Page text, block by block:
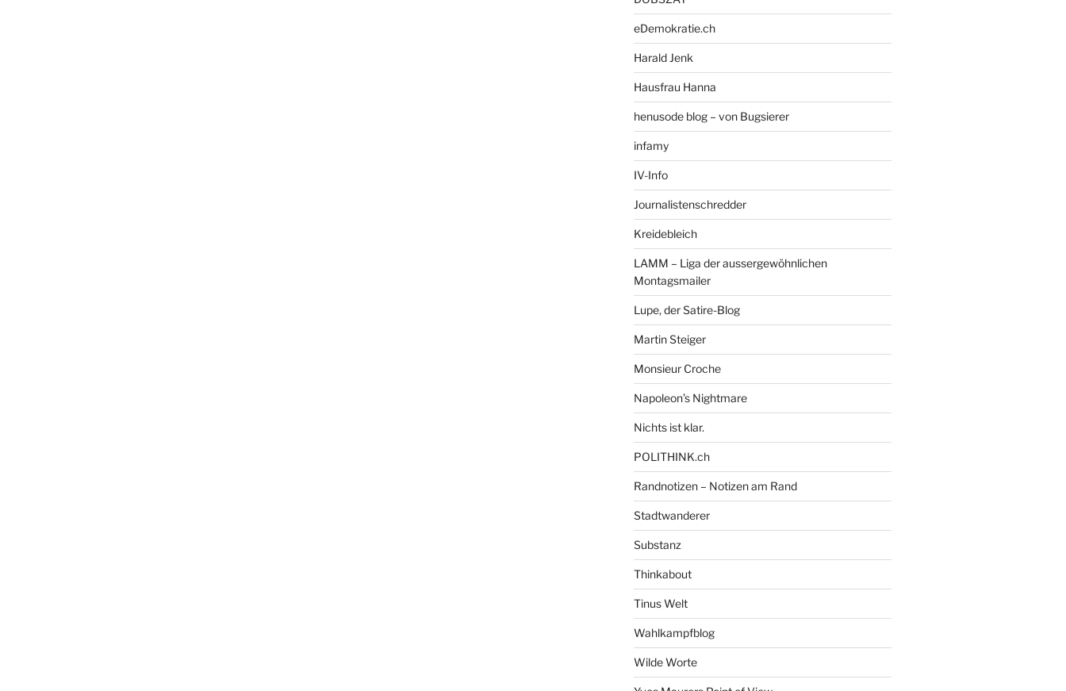
eDemokratie.ch
Harald Jenk
Hausfrau Hanna
henusode blog – von Bugsierer
infamy
IV-Info
Journalistenschredder
Kreidebleich
LAMM – Liga der aussergewöhnlichen
Montagsmailer
Lupe, der Satire-Blog
Martin Steiger
Monsieur Croche
Napoleon’s Nightmare
Nichts ist klar.
POLITHINK.ch
Randnotizen – Notizen am Rand
Stadtwanderer
Substanz
Thinkabout
Tinus Welt
Wahlkampfblog
Wilde Worte